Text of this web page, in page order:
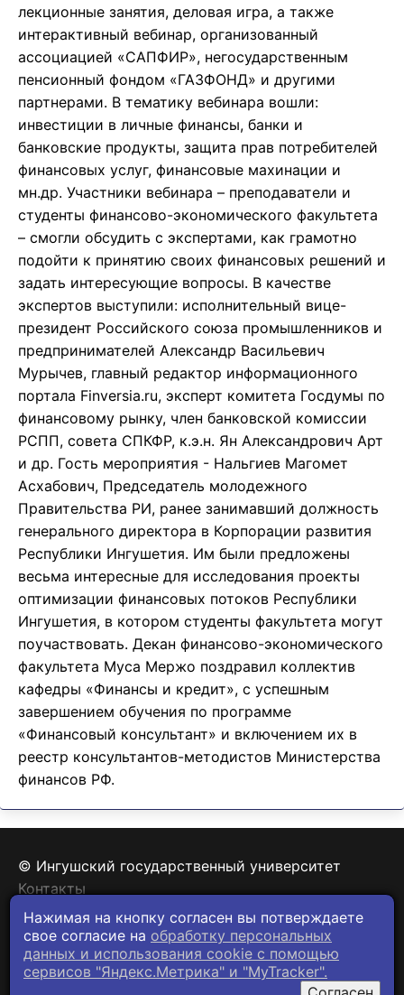
лекционные занятия, деловая игра, а также
интерактивный вебинар, организованный
ассоциацией «САПФИР», негосударственным
пенсионный фондом «ГАЗФОНД» и другими
партнерами. В тематику вебинара вошли:
инвестиции в личные финансы, банки и
банковские продукты, защита прав потребителей
финансовых услуг, финансовые махинации и
мн.др. Участники вебинара – преподаватели и
студенты финансово-экономического факультета
– смогли обсудить с экспертами, как грамотно
подойти к принятию своих финансовых решений и
задать интересующие вопросы. В качестве
экспертов выступили: исполнительный вице-
президент Российского союза промышленников и
предпринимателей Александр Васильевич
Мурычев, главный редактор информационного
портала Finversia.ru, эксперт комитета Госдумы по
финансовому рынку, член банковской комиссии
РСПП, совета СПКФР, к.э.н. Ян Александрович Арт
и др. Гость мероприятия - Нальгиев Магомет
Асхабович, Председатель молодежного
Правительства РИ, ранее занимавший должность
генерального директора в Корпорации развития
Республики Ингушетия. Им были предложены
весьма интересные для исследования проекты
оптимизации финансовых потоков Республики
Ингушетия, в котором студенты факультета могут
поучаствовать. Декан финансово-экономического
факультета Муса Мержо поздравил коллектив
кафедры «Финансы и кредит», с успешным
завершением обучения по программе
«Финансовый консультант» и включением их в
реестр консультантов-методистов Министерства
финансов РФ.
© Ингушский государственный университет
Контакты
Политика конфиденциальности
Нажимая на кнопку согласен вы потверждаете
свое согласие на обработку персональных
данных и использования cookie c помощью
сервисов "Яндекс.Метрика" и "MyTracker".